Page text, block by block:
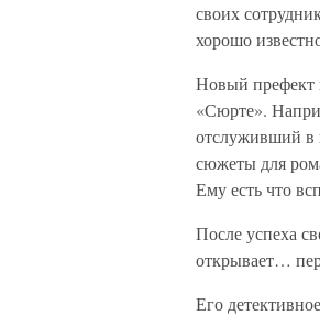
своих
хорошо
Новый префект
«Сюрте».
отслуживший в
сюжеты для
Ему есть что
После успеха
открывает…
Его